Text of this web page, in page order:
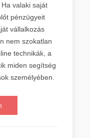
valaki saját
pénzügyeit
vállalkozás
nem szokatlan
technikák, a
miden segítség
személyében.